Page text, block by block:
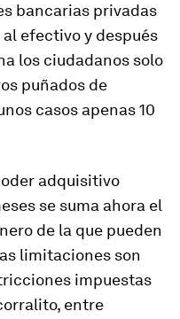
bancarias privadas
efectivo y después
los ciudadanos solo
puñados de
casos apenas 10
adquisitivo
se suma ahora el
de la que pueden
limitaciones son
impuestas
entre